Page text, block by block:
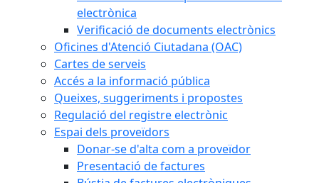
electrònica
Verificació de documents electrònics
Oficines d'Atenció Ciutadana (OAC)
Cartes de serveis
Accés a la informació pública
Queixes, suggeriments i propostes
Regulació del registre electrònic
Espai dels proveïdors
Donar-se d'alta com a proveïdor
Presentació de factures